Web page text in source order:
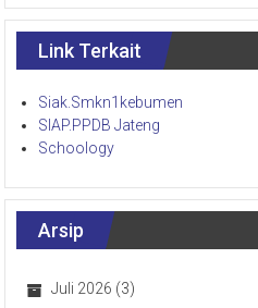
Link Terkait
Siak.Smkn1kebumen
SIAP.PPDB Jateng
Schoology
Arsip
Juli 2026 (3)